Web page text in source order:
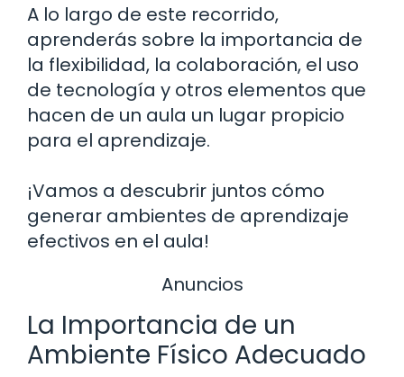
A lo largo de este recorrido,
aprenderás sobre la importancia de
la flexibilidad, la colaboración, el uso
de tecnología y otros elementos que
hacen de un aula un lugar propicio
para el aprendizaje.
¡Vamos a descubrir juntos cómo
generar ambientes de aprendizaje
efectivos en el aula!
Anuncios
La Importancia de un
Ambiente Físico Adecuado